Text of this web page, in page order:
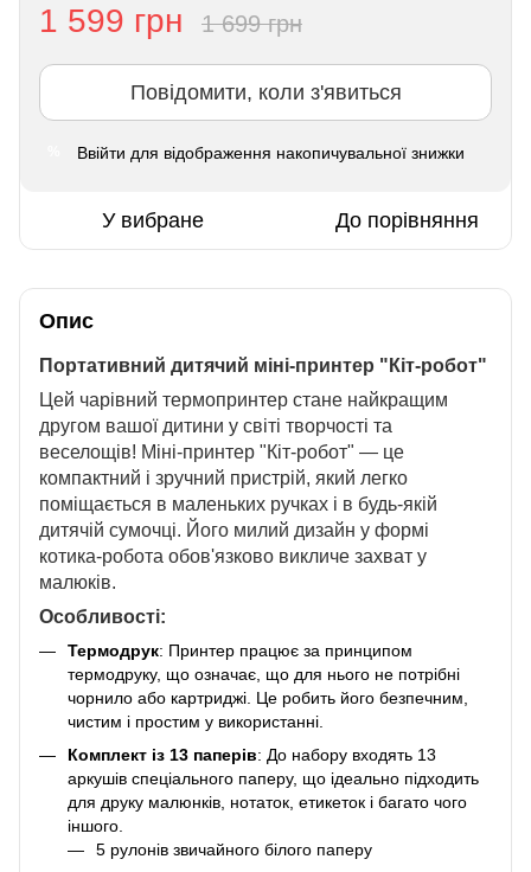
1 599 грн 1 699 грн
Повідомити, коли з'явиться
Ввійти для відображення накопичувальної знижки
У вибране До порівняння
Опис
Портативний дитячий міні-принтер "Кіт-робот"
Цей чарівний термопринтер стане найкращим
другом вашої дитини у світі творчості та
веселощів! Міні-принтер "Кіт-робот" — це
компактний і зручний пристрій, який легко
поміщається в маленьких ручках і в будь-якій
дитячій сумочці. Його милий дизайн у формі
котика-робота обов'язково викличе захват у
малюків.
Особливості:
Термодрук: Принтер працює за принципом
термодруку, що означає, що для нього не потрібні
чорнило або картриджі. Це робить його безпечним,
чистим і простим у використанні.
Комплект із 13 паперів: До набору входять 13
аркушів спеціального паперу, що ідеально підходить
для друку малюнків, нотаток, етикеток і багато чого
іншого.
5 рулонів звичайного білого паперу